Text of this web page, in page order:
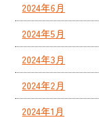
2024年6月
2024年5月
2024年3月
2024年2月
2024年1月